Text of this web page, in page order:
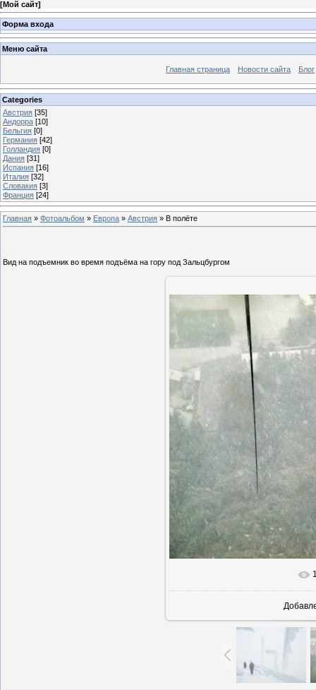
[Мой сайт]
Форма входа
Меню сайта
Главная страница Новости сайта Блог
Categories
Австрия [35]
Андорра [10]
Бельгия [0]
Германия [42]
Голландия [0]
Дания [31]
Испания [16]
Италия [32]
Словакия [3]
Франция [24]
Главная » Фотоальбом » Европа » Австрия » В полёте
Вид на подъемник во время подъёма на гору под Зальцбургом
В